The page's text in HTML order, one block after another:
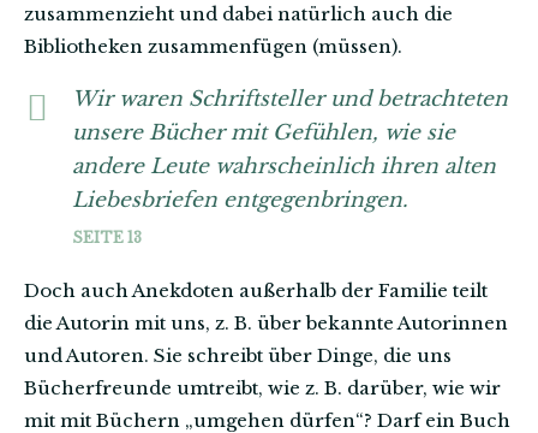
zusammenzieht und dabei natürlich auch die
Bibliotheken zusammenfügen (müssen).
Wir waren Schriftsteller und betrachteten
unsere Bücher mit Gefühlen, wie sie
andere Leute wahrscheinlich ihren alten
Liebesbriefen entgegenbringen.
SEITE 13
Doch auch Anekdoten außerhalb der Familie teilt
die Autorin mit uns, z. B. über bekannte Autorinnen
und Autoren. Sie schreibt über Dinge, die uns
Bücherfreunde umtreibt, wie z. B. darüber, wie wir
mit mit Büchern „umgehen dürfen“? Darf ein Buch